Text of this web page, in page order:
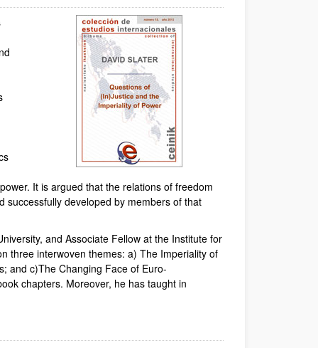
It is argued that the relations of freedom
successfully developed by members of that
and Associate Fellow at the Institute for
three interwoven themes: a) The Imperiality of
and c)The Changing Face of Euro-
chapters. Moreover, he has taught in